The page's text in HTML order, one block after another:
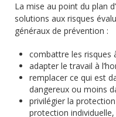
La mise au point du plan
solutions aux risques
généraux de prévention :
combattre les risques
adapter le travail à
remplacer ce qui est
dangereux ou moins
privilégier la
protection individuelle,